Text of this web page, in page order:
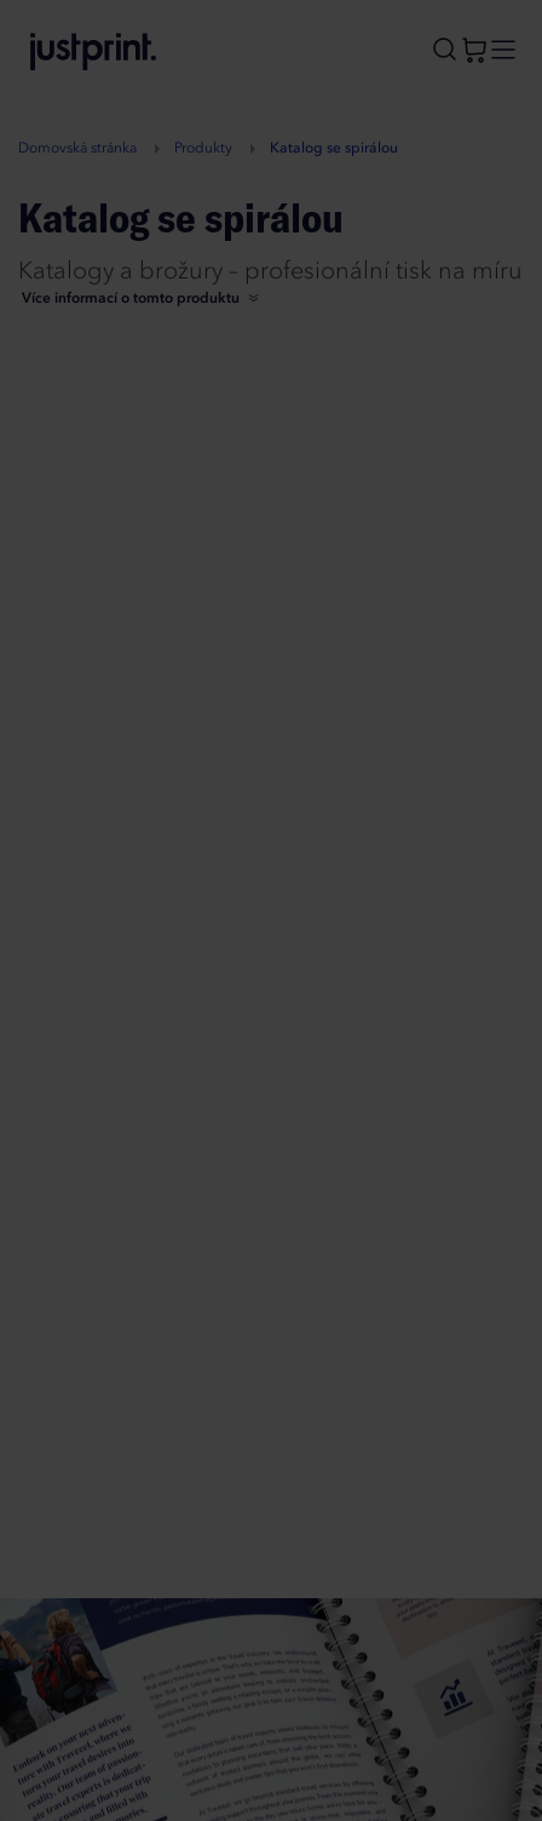
A
Domovská stránka Produkty Katalog se spirálou
Katalog se spirálou
Katalogy a brožury – profesionální tisk na míru
Více informací o tomto produktu